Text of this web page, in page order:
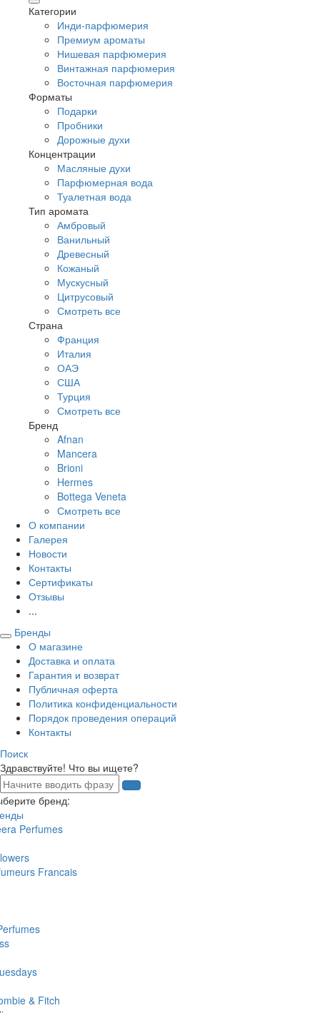
Категории
Инди-парфюмерия
Премиум ароматы
Нишевая парфюмерия
Винтажная парфюмерия
Восточная парфюмерия
Форматы
Подарки
Пробники
Дорожные духи
Концентрации
Масляные духи
Парфюмерная вода
Туалетная вода
Тип аромата
Амбровый
Ванильный
Древесный
Кожаный
Мускусный
Цитрусовый
Смотреть все
Страна
Франция
Италия
ОАЭ
США
Турция
Смотреть все
Бренд
Afnan
Mancera
Brioni
Hermes
Bottega Veneta
Смотреть все
О компании
Галерея
Новости
Контакты
Сертификаты
Отзывы
...
Бренды
О магазине
Доставка и оплата
Гарантия и возврат
Публичная оферта
Политика конфиденциальности
Порядок проведения операций
Контакты
Поиск
Здравствуйте! Что вы ищете?
бренд:
Perfumes
Francais
& Fitch